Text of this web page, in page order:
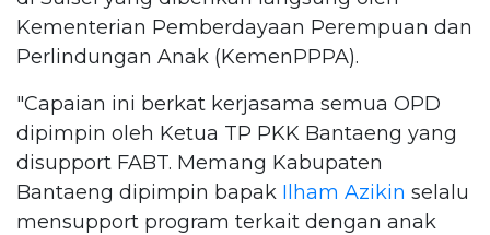
Kementerian Pemberdayaan Perempuan dan
Perlindungan Anak (KemenPPPA).
"Capaian ini berkat kerjasama semua OPD
dipimpin oleh Ketua TP PKK Bantaeng yang
disupport FABT. Memang Kabupaten
Bantaeng dipimpin bapak Ilham Azikin selalu
mensupport program terkait dengan anak